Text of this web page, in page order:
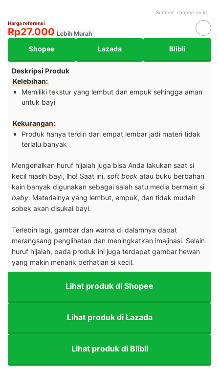
Sumber: shopee.co.id
Harga referensi
Rp27.000 Lebih Murah
Shopee Lazada Blibli
Deskripsi Produk
Kelebihan:
Memiliki tekstur yang lembut dan empuk sehingga aman
untuk bayi
Kekurangan:
Produk hanya terdiri dari empat lembar jadi materi tidak
terlalu banyak
Mengenalkan huruf hijaiah juga bisa Anda lakukan saat si
kecil masih bayi, lho! Saat ini, soft book atau buku berbahan
kain banyak digunakan sebagai salah satu media bermain si
baby. Materialnya yang lembut, empuk, dan tidak mudah
sobek akan disukai bayi.
Terlebih lagi, gambar dan warna di dalamnya dapat
merangsang penglihatan dan meningkatkan imajinasi. Selain
huruf hijaiah, pada produk ini juga terdapat gambar hewan
yang makin menarik perhatian si kecil.
Lihat produk di Shopee
Lihat produk di Lazada
Lihat produk di Blibli